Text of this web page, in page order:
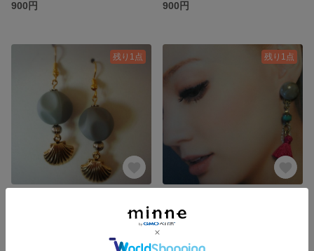
900円 900円
残り1点 残り1点
1,600円